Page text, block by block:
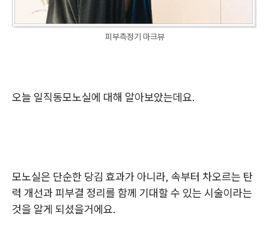
피부측정기 마크뷰
오늘 일직동모노실에 대해 알아보았는데요.
모노실은 단순한 당김 효과가 아니라, 속부터 차오르는 탄
력 개선과 피부결 정리를 함께 기대할 수 있는 시술이라는
것을 알게 되셨을거에요.